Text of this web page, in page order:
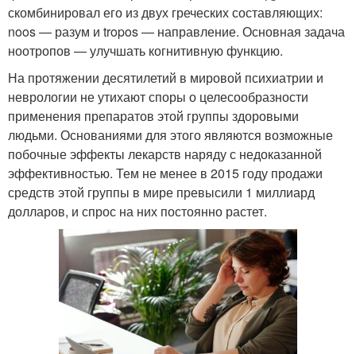
скомбинировал его из двух греческих составляющих:
noos — разум и tropos — направление. Основная задача
ноотропов — улучшать когнитивную функцию.
На протяжении десятилетий в мировой психиатрии и
неврологии не утихают споры о целесообразности
применения препаратов этой группы здоровыми
людьми. Основаниями для этого являются возможные
побочные эффекты лекарств наряду с недоказанной
эффективностью. Тем не менее в 2015 году продажи
средств этой группы в мире превысили 1 миллиард
долларов, и спрос на них постоянно растет.